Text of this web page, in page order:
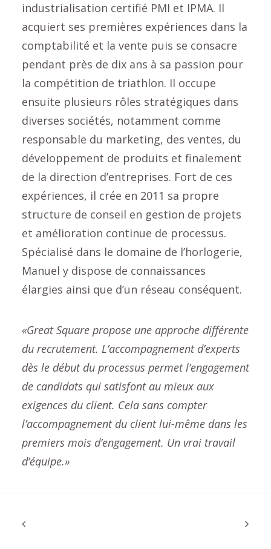
industrialisation certifié PMI et IPMA. Il
acquiert ses premières expériences dans la
comptabilité et la vente puis se consacre
pendant près de dix ans à sa passion pour
la compétition de triathlon. Il occupe
ensuite plusieurs rôles stratégiques dans
diverses sociétés, notamment comme
responsable du marketing, des ventes, du
développement de produits et finalement
de la direction d’entreprises. Fort de ces
expériences, il crée en 2011 sa propre
structure de conseil en gestion de projets
et amélioration continue de processus.
Spécialisé dans le domaine de l’horlogerie,
Manuel y dispose de connaissances
élargies ainsi que d’un réseau conséquent.
«Great Square propose une approche différente
du recrutement. L’accompagnement d’experts
dès le début du processus permet l’engagement
de candidats qui satisfont au mieux aux
exigences du client. Cela sans compter
l’accompagnement du client lui-même dans les
premiers mois d’engagement. Un vrai travail
d’équipe.»